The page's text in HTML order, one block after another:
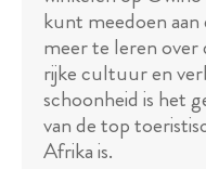
kunt meedoen aan
meer te leren over
rijke cultuur en
schoonheid is het
van de top
Afrika is.